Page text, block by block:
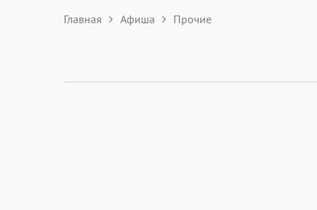
Главная Афиша Прочие